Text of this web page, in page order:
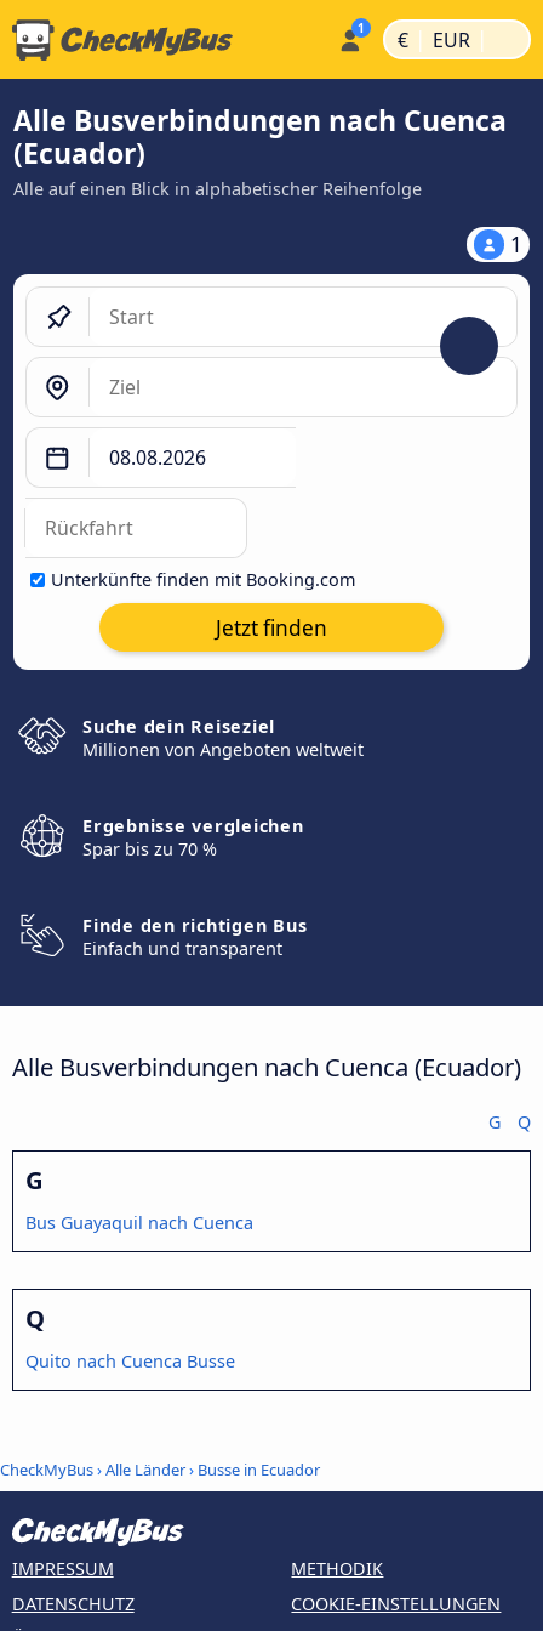
€ | EUR |
Alle Busverbindungen nach Cuenca
(Ecuador)
Alle auf einen Blick in alphabetischer Reihenfolge
1
Unterkünfte finden mit Booking.com
Jetzt finden
Suche dein Reiseziel
Millionen von Angeboten weltweit
Ergebnisse vergleichen
Spar bis zu 70 %
Finde den richtigen Bus
Einfach und transparent
Alle Busverbindungen nach Cuenca (Ecuador)
G Q
G
Bus Guayaquil nach Cuenca
Q
Quito nach Cuenca Busse
CheckMyBus›Alle Länder› Busse in Ecuador
IMPRESSUM
DATENSCHUTZ
METHODIK
COOKIE-EINSTELLUNGEN